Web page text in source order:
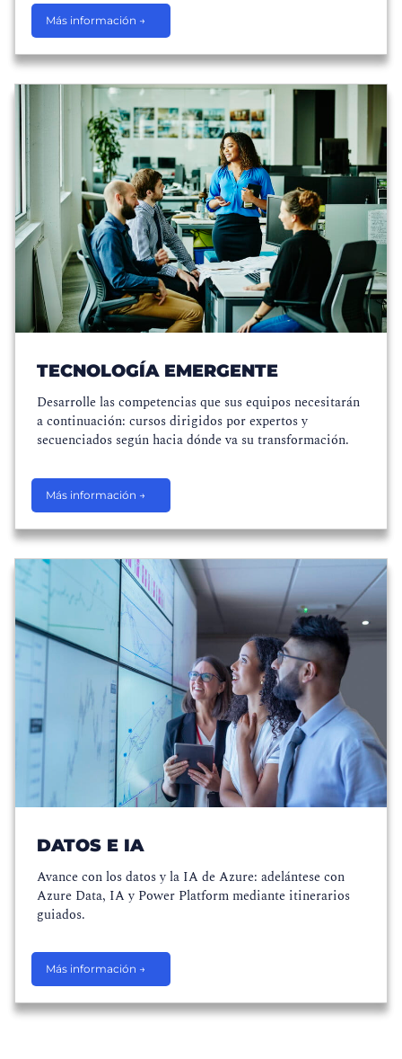
Más información →
TECNOLOGÍA EMERGENTE
Desarrolle las competencias que sus equipos necesitarán
a continuación: cursos dirigidos por expertos y
secuenciados según hacia dónde va su transformación.
Más información →
DATOS E IA
Avance con los datos y la IA de Azure: adelántese con
Azure Data, IA y Power Platform mediante itinerarios
guiados.
Más información →